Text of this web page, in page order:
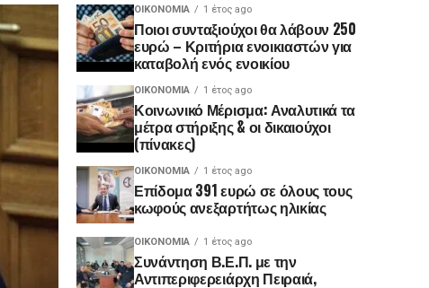
ΟΙΚΟΝΟΜΊΑ 1 έτος ago
Ποιοι συνταξιούχοι θα λάβουν 250
ευρώ – Κριτήρια ενοικιαστών για
καταβολή ενός ενοικίου
ΟΙΚΟΝΟΜΊΑ 1 έτος ago
Κοινωνικό Μέρισμα: Αναλυτικά τα
μέτρα στήριξης & οι δικαιούχοι
(πίνακες)
ΟΙΚΟΝΟΜΊΑ 1 έτος ago
Επίδομα 391 ευρώ σε όλους τους
κωφούς ανεξαρτήτως ηλικίας
ΟΙΚΟΝΟΜΊΑ 1 έτος ago
Συνάντηση Β.Ε.Π. με την
Αντιπεριφερειάρχη Πειραιά,